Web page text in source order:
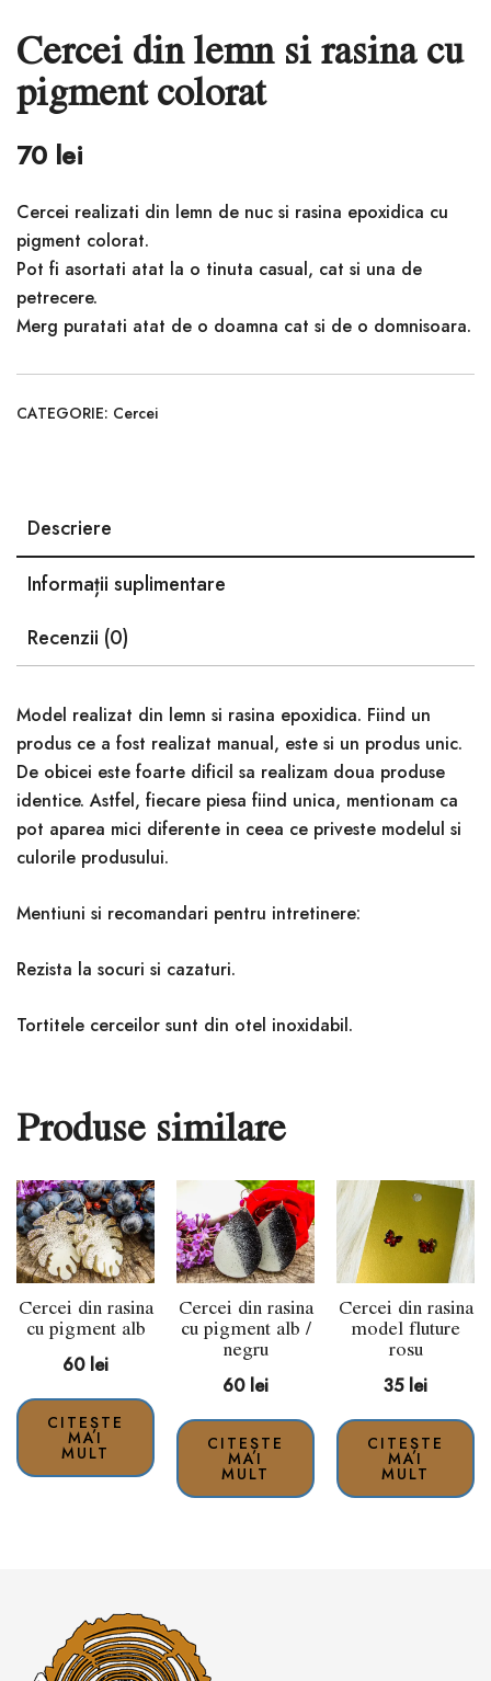
Cercei din lemn si rasina cu
pigment colorat
70 lei
Cercei realizati din lemn de nuc si rasina epoxidica cu
pigment colorat.
Pot fi asortati atat la o tinuta casual, cat si una de
petrecere.
Merg puratati atat de o doamna cat si de o domnisoara.
CATEGORIE: Cercei
Descriere
Informații suplimentare
Recenzii (0)
Model realizat din lemn si rasina epoxidica. Fiind un
produs ce a fost realizat manual, este si un produs unic.
De obicei este foarte dificil sa realizam doua produse
identice. Astfel, fiecare piesa fiind unica, mentionam ca
pot aparea mici diferente in ceea ce priveste modelul si
culorile produsului.
Mentiuni si recomandari pentru intretinere:
Rezista la socuri si cazaturi.
Tortitele cerceilor sunt din otel inoxidabil.
Produse similare
Cercei din rasina
cu pigment alb
60 lei
CITEȘTE
MAI
MULT
Cercei din rasina
cu pigment alb /
negru
60 lei
CITEȘTE
MAI
MULT
Cercei din rasina
model fluture
rosu
35 lei
CITEȘTE
MAI
MULT